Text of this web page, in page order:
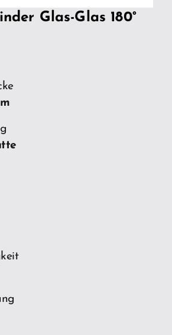
Glas-Glas 180°